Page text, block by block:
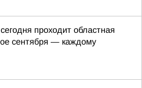
проходит областная
сентября — каждому